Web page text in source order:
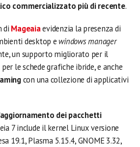
commercializzato più di recente.
di Mageaiaevidenzia la presenza di
desktop e windows manager
un supporto migliorato per il
le schede grafiche ibride, e anche
con una collezione di applicativi
dei pacchetti
7 include il kernel Linux versione
19.1, Plasma 5.15.4, GNOME 3.32,